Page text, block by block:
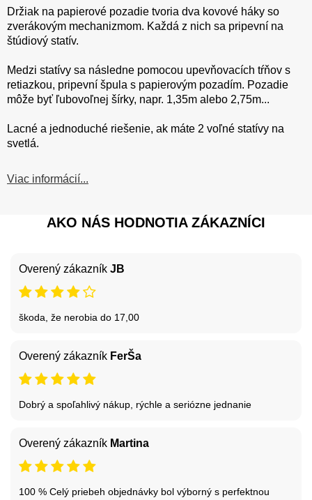
Držiak na papierové pozadie tvoria dva kovové háky so
zverákovým mechanizmom. Každá z nich sa pripevní na
štúdiový statív.
Medzi statívy sa následne pomocou upevňovacích tŕňov s
retiazkou, pripevní špula s papierovým pozadím. Pozadie
môže byť ľubovoľnej šírky, napr. 1,35m alebo 2,75m...
Lacné a jednoduché riešenie, ak máte 2 voľné statívy na
svetlá.
Viac informácií...
AKO NÁS HODNOTIA ZÁKAZNÍCI
Overený zákazník JB
škoda, že nerobia do 17,00
Overený zákazník FerŠa
Dobrý a spoľahlivý nákup, rýchle a seriózne jednanie
Overený zákazník Martina
100 % Celý priebeh objednávky bol výborný s perfektnou